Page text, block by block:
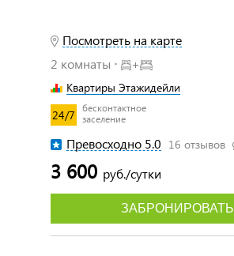
Посмотреть на карте
2 комнаты ⋅
+
Квартиры Этажидейли
24/7
бесконтактное
заселение
Превосходно 5.0 16 отзывов
3 600 руб./сутки
ЗАБРОНИРОВАТЬ